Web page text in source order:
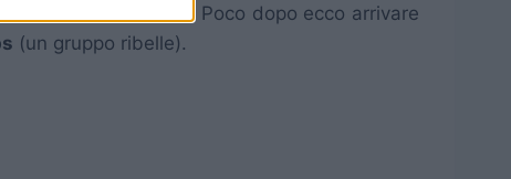
di Goltana. Poco dopo ecco arrivare
(un gruppo ribelle).